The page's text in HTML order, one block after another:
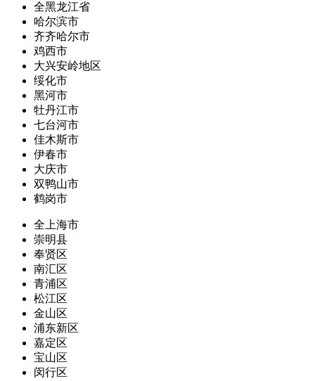
全黑龙江省
哈尔滨市
齐齐哈尔市
鸡西市
大兴安岭地区
绥化市
黑河市
牡丹江市
七台河市
佳木斯市
伊春市
大庆市
双鸭山市
鹤岗市
全上海市
崇明县
奉贤区
南汇区
青浦区
松江区
金山区
浦东新区
嘉定区
宝山区
闵行区